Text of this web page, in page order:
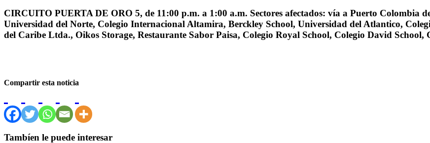
CIRCUITO PUERTA DE ORO 5, de 11:00 p.m. a 1:00 a.m. Sectores afectados: vía a Puerto Colombia
Universidad del Norte, Colegio Internacional Altamira, Berckley School, Universidad del Atlantico,
del Caribe Ltda., Oikos Storage, Restaurante Sabor Paisa, Colegio Royal School, Colegio David
Compartir esta noticia
Tambíen le puede interesar